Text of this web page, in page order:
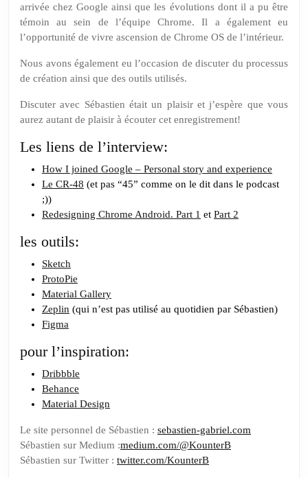
arrivée chez Google ainsi que les évolutions dont il a pu être
témoin au sein de l’équipe Chrome. Il a également eu
l’opportunité de vivre ascension de Chrome OS de l’intérieur.
Nous avons également eu l’occasion de discuter du processus
de création ainsi que des outils utilisés.
Discuter avec Sébastien était un plaisir et j’espère que vous
aurez autant de plaisir à écouter cet enregistrement!
Les liens de l’interview:
How I joined Google – Personal story and experience
Le CR-48 (et pas “45” comme on le dit dans le podcast
;))
Redesigning Chrome Android. Part 1 et Part 2
les outils:
Sketch
ProtoPie
Material Gallery
Zeplin (qui n’est pas utilisé au quotidien par Sébastien)
Figma
pour l’inspiration:
Dribbble
Behance
Material Design
Le site personnel de Sébastien : sebastien-gabriel.com
Sébastien sur Medium :medium.com/@KounterB
Sébastien sur Twitter : twitter.com/KounterB